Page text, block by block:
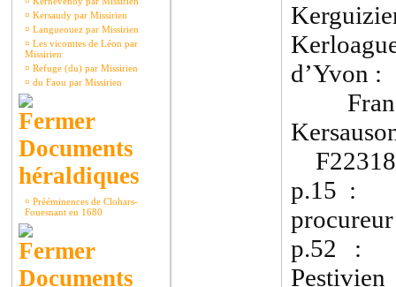
¤ Kersaudy par Missirien
¤ Langueouez par Missirien
¤ Les vicomtes de Léon par
Missirien
¤ Refuge (du) par Missirien
¤ du Faou par Missirien
Documents
héraldiques
¤ Prééminences de Clohars-
Fouesnant en 1680
Documents
d’Yvon :
p.15 :
p.52 :